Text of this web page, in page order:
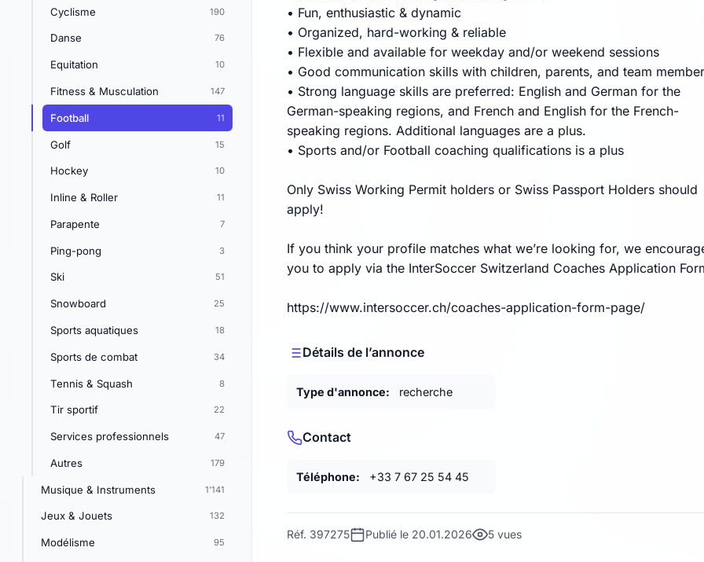
Cyclisme 190
Danse 76
Equitation 10
Fitness & Musculation 147
Football 11
Golf 15
Hockey 10
Inline & Roller 11
Parapente 7
Ping-pong 3
Ski 51
Snowboard 25
Sports aquatiques 18
Sports de combat 34
Tennis & Squash 8
Tir sportif 22
Services professionnels 47
Autres 179
Musique & Instruments 1'141
Jeux & Jouets 132
Modélisme 95
• Fun, enthusiastic & dynamic
• Organized, hard-working & reliable
• Flexible and available for weekday and/or weekend sessions
• Good communication skills with children, parents, and team
• Strong language skills are preferred: English and German for the
German-speaking regions, and French and English for the French-
speaking regions. Additional languages are a plus.
• Sports and/or Football coaching qualifications is a plus
Only Swiss Working Permit holders or Swiss Passport Holders should
apply!
If you think your profile matches what we’re looking for, we
you to apply via the InterSoccer Switzerland Coaches Application
https://www.intersoccer.ch/coaches-application-form-page/
Détails de l’annonce
Type d'annonce: recherche
Contact
Téléphone: +33 7 67 25 54 45
Réf. 397275 Publié le 20.01.2026 5 vues